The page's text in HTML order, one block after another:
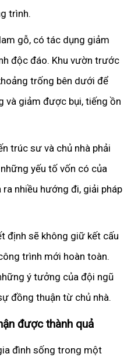
trình.
gỗ, có tác dụng giảm
độc đáo. Khu vườn trước
trống bên dưới để
và giảm được bụi, tiếng ồn
trúc sư và chủ nhà phải
yếu tố vốn có của
nhiều hướng đi, giải pháp
định sẽ không giữ kết cấu
trình mới hoàn toàn.
ý tưởng của đội ngũ
đồng thuận từ chủ nhà.
được thành quả
đình sống trong một